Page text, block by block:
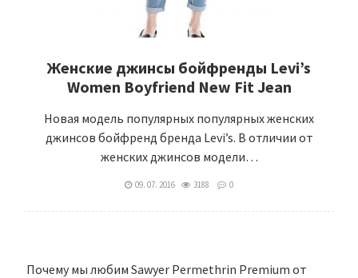
Женские джинсы бойфренды Levi’s
Women Boyfriend New Fit Jean
Новая модель популярных популярных женских
джинсов бойфренд бренда Levi’s. В отличии от
женских джинсов модели…
09. 07. 2016 3188 0
Почему мы любим Sawyer Permethrin Premium от